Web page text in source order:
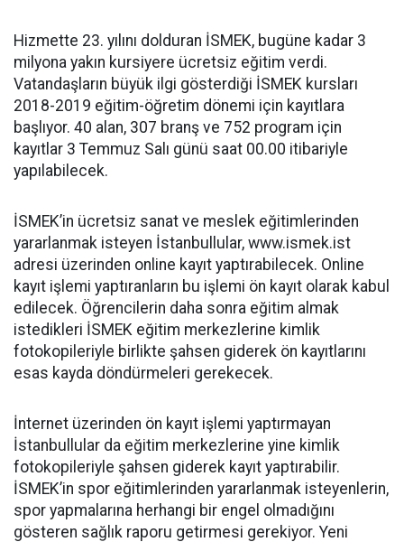
Hizmette 23. yılını dolduran İSMEK, bugüne kadar 3
milyona yakın kursiyere ücretsiz eğitim verdi.
Vatandaşların büyük ilgi gösterdiği İSMEK kursları
2018-2019 eğitim-öğretim dönemi için kayıtlara
başlıyor. 40 alan, 307 branş ve 752 program için
kayıtlar 3 Temmuz Salı günü saat 00.00 itibariyle
yapılabilecek.
İSMEK’in ücretsiz sanat ve meslek eğitimlerinden
yararlanmak isteyen İstanbullular, www.ismek.ist
adresi üzerinden online kayıt yaptırabilecek. Online
kayıt işlemi yaptıranların bu işlemi ön kayıt olarak kabul
edilecek. Öğrencilerin daha sonra eğitim almak
istedikleri İSMEK eğitim merkezlerine kimlik
fotokopileriyle birlikte şahsen giderek ön kayıtlarını
esas kayda döndürmeleri gerekecek.
İnternet üzerinden ön kayıt işlemi yaptırmayan
İstanbullular da eğitim merkezlerine yine kimlik
fotokopileriyle şahsen giderek kayıt yaptırabilir.
İSMEK’in spor eğitimlerinden yararlanmak isteyenlerin,
spor yapmalarına herhangi bir engel olmadığını
gösteren sağlık raporu getirmesi gerekiyor. Yeni